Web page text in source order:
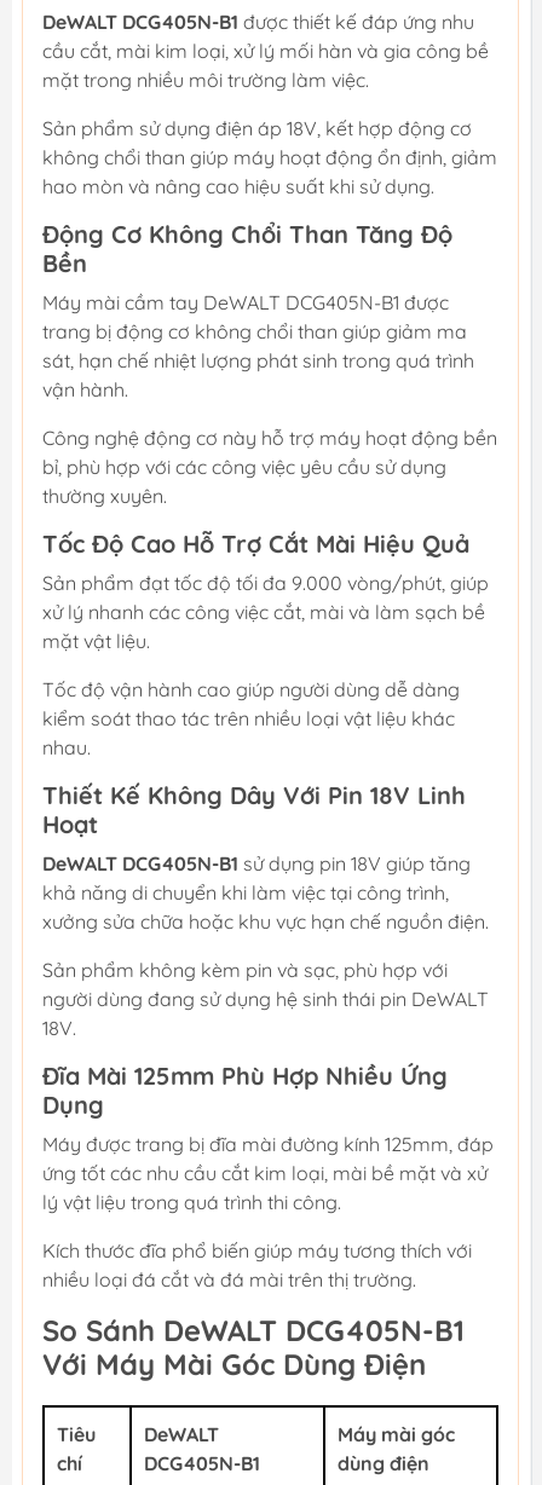
DeWALT DCG405N-B1 được thiết kế đáp ứng nhu
cầu cắt, mài kim loại, xử lý mối hàn và gia công bề
mặt trong nhiều môi trường làm việc.
Sản phẩm sử dụng điện áp 18V, kết hợp động cơ
không chổi than giúp máy hoạt động ổn định, giảm
hao mòn và nâng cao hiệu suất khi sử dụng.
Động Cơ Không Chổi Than Tăng Độ
Bền
Máy mài cầm tay DeWALT DCG405N-B1 được
trang bị động cơ không chổi than giúp giảm ma
sát, hạn chế nhiệt lượng phát sinh trong quá trình
vận hành.
Công nghệ động cơ này hỗ trợ máy hoạt động bền
bỉ, phù hợp với các công việc yêu cầu sử dụng
thường xuyên.
Tốc Độ Cao Hỗ Trợ Cắt Mài Hiệu Quả
Sản phẩm đạt tốc độ tối đa 9.000 vòng/phút, giúp
xử lý nhanh các công việc cắt, mài và làm sạch bề
mặt vật liệu.
Tốc độ vận hành cao giúp người dùng dễ dàng
kiểm soát thao tác trên nhiều loại vật liệu khác
nhau.
Thiết Kế Không Dây Với Pin 18V Linh
Hoạt
DeWALT DCG405N-B1 sử dụng pin 18V giúp tăng
khả năng di chuyển khi làm việc tại công trình,
xưởng sửa chữa hoặc khu vực hạn chế nguồn điện.
Sản phẩm không kèm pin và sạc, phù hợp với
người dùng đang sử dụng hệ sinh thái pin DeWALT
18V.
Đĩa Mài 125mm Phù Hợp Nhiều Ứng
Dụng
Máy được trang bị đĩa mài đường kính 125mm, đáp
ứng tốt các nhu cầu cắt kim loại, mài bề mặt và xử
lý vật liệu trong quá trình thi công.
Kích thước đĩa phổ biến giúp máy tương thích với
nhiều loại đá cắt và đá mài trên thị trường.
So Sánh DeWALT DCG405N-B1
Với Máy Mài Góc Dùng Điện
Tiêu
chí
DeWALT
DCG405N-B1
Máy mài góc
dùng điện